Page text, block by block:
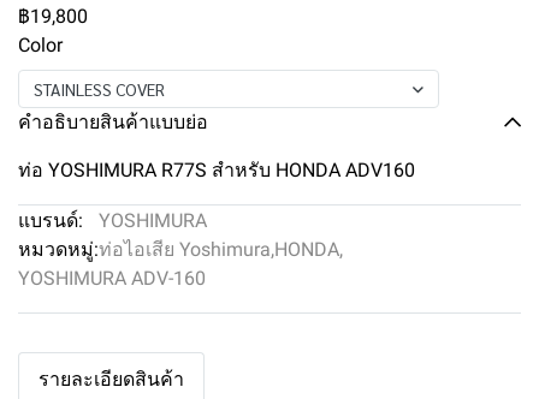
฿19,800
Color
STAINLESS COVER
คำอธิบายสินค้าแบบย่อ
ท่อ YOSHIMURA R77S สำหรับ HONDA ADV160
แบรนด์:
YOSHIMURA
หมวดหมู่:ท่อไอเสีย Yoshimura,HONDA,
YOSHIMURA ADV-160
รายละเอียดสินค้า